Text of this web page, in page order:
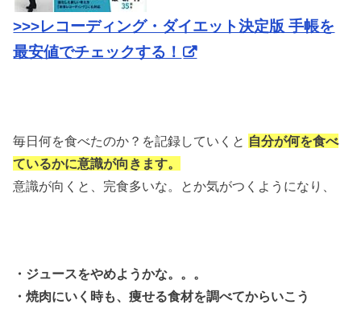
>>>レコーディング・ダイエット決定版 手帳を
最安値でチェックする！
毎日何を食べたのか？を記録していくと 自分が何を食べ
ているかに意識が向きます。
意識が向くと、完食多いな。とか気がつくようになり、
・ジュースをやめようかな。。。
・焼肉にいく時も、痩せる食材を調べてからいこう